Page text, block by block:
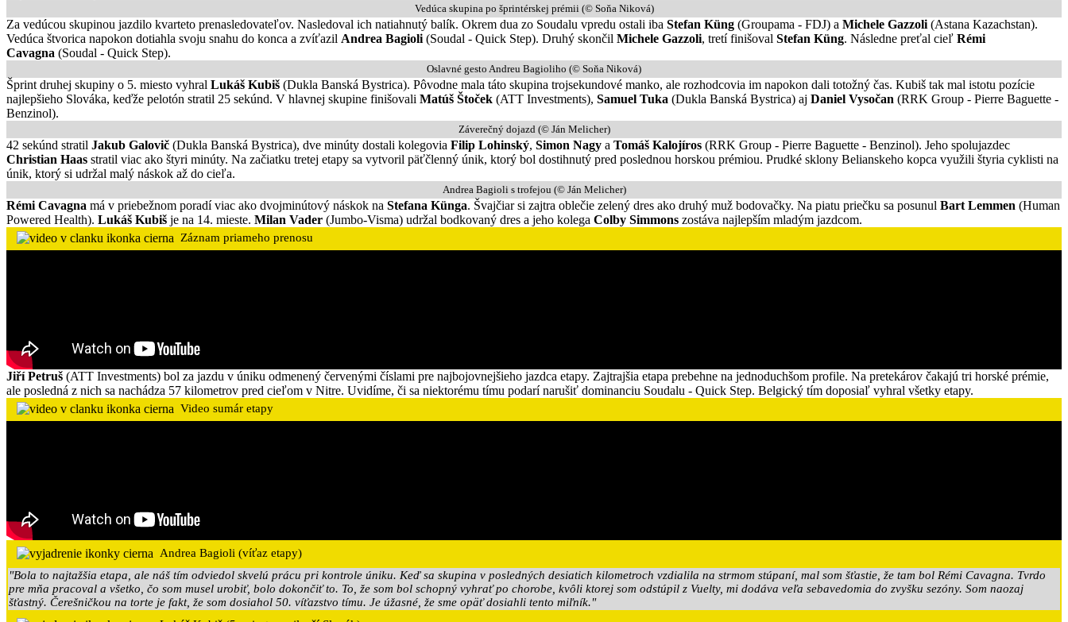
Vedúca skupina po šprintérskej prémii (© Soňa Niková)
Za vedúcou skupinou jazdilo kvarteto prenasledovateľov. Nasledoval ich natiahnutý balík. Okrem dua zo Soudalu vpredu ostali iba Stefan Küng (Groupama - FDJ) a Michele Gazzoli (Astana Kazachstan).
Vedúca štvorica napokon dotiahla svoju snahu do konca a zvíťazil Andrea Bagioli (Soudal - Quick Step). Druhý skončil Michele Gazzoli, tretí finišoval Stefan Küng. Následne preťal cieľ Rémi
Cavagna (Soudal - Quick Step).
Oslavné gesto Andreu Bagioliho (© Soňa Niková)
Šprint druhej skupiny o 5. miesto vyhral Lukáš Kubiš (Dukla Banská Bystrica). Pôvodne mala táto skupina trojsekundové manko, ale rozhodcovia im napokon dali totožný čas. Kubiš tak mal istotu pozície
najlepšieho Slováka, keďže pelotón stratil 25 sekúnd. V hlavnej skupine finišovali Matúš Štoček (ATT Investments), Samuel Tuka (Dukla Banská Bystrica) aj Daniel Vysočan (RRK Group - Pierre Baguette -
Benzinol).
Záverečný dojazd (© Ján Melicher)
42 sekúnd stratil Jakub Galovič (Dukla Banská Bystrica), dve minúty dostali kolegovia Filip Lohinský, Simon Nagy a Tomáš Kalojíros (RRK Group - Pierre Baguette - Benzinol). Jeho spolujazdec
Christian Haas stratil viac ako štyri minúty. Na začiatku tretej etapy sa vytvoril päťčlenný únik, ktorý bol dostihnutý pred poslednou horskou prémiou. Prudké sklony Belianskeho kopca využili štyria cyklisti na
únik, ktorý si udržal malý náskok až do cieľa.
Andrea Bagioli s trofejou (© Ján Melicher)
Rémi Cavagna má v priebežnom poradí viac ako dvojminútový náskok na Stefana Künga. Švajčiar si zajtra oblečie zelený dres ako druhý muž bodovačky. Na piatu priečku sa posunul Bart Lemmen (Human
Powered Health). Lukáš Kubiš je na 14. mieste. Milan Vader (Jumbo-Visma) udržal bodkovaný dres a jeho kolega Colby Simmons zostáva najlepším mladým jazdcom.
Záznam priameho prenosu
Jiří Petruš (ATT Investments) bol za jazdu v úniku odmenený červenými číslami pre najbojovnejšieho jazdca etapy. Zajtrajšia etapa prebehne na jednoduchšom profile. Na pretekárov čakajú tri horské prémie,
ale posledná z nich sa nachádza 57 kilometrov pred cieľom v Nitre. Uvidíme, či sa niektorému tímu podarí narušiť dominanciu Soudalu - Quick Step. Belgický tím doposiaľ vyhral všetky etapy.
Video sumár etapy
Andrea Bagioli (víťaz etapy)
"Bola to najtažšia etapa, ale náš tím odviedol skvelú prácu pri kontrole úniku. Keď sa skupina v posledných desiatich kilometroch vzdialila na strmom stúpaní, mal som šťastie, že tam bol Rémi Cavagna. Tvrdo
pre mňa pracoval a všetko, čo som musel urobiť, bolo dokončiť to. To, že som bol schopný vyhrať po chorobe, kvôli ktorej som odstúpil z Vuelty, mi dodáva veľa sebavedomia do zvyšku sezóny. Som naozaj
šťastný. Čerešničkou na torte je fakt, že som dosiahol 50. víťazstvo tímu. Je úžasné, že sme opäť dosiahli tento miľník."